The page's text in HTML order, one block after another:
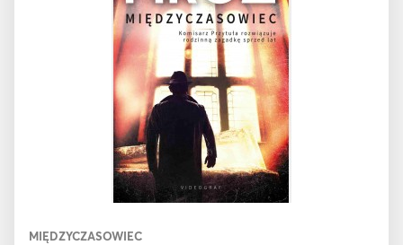
MIĘDZYCZASOWIEC